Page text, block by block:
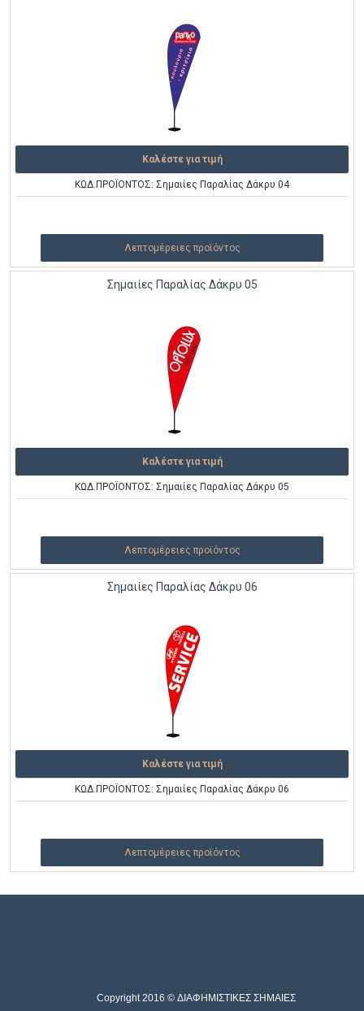
Καλέστε για τιμή
ΚΩΔ.ΠΡΟΪΟΝΤΟΣ: Σημαιίες Παραλίας Δάκρυ 04
Λεπτομέρειες προϊόντος
Σημαιίες Παραλίας Δάκρυ 05
Καλέστε για τιμή
ΚΩΔ.ΠΡΟΪΟΝΤΟΣ: Σημαιίες Παραλίας Δάκρυ 05
Λεπτομέρειες προϊόντος
Σημαιίες Παραλίας Δάκρυ 06
Καλέστε για τιμή
ΚΩΔ.ΠΡΟΪΟΝΤΟΣ: Σημαιίες Παραλίας Δάκρυ 06
Λεπτομέρειες προϊόντος
Copyright 2016 © ΔΙΑΦΗΜΙΣΤΙΚΕΣ ΣΗΜΑΙΕΣ